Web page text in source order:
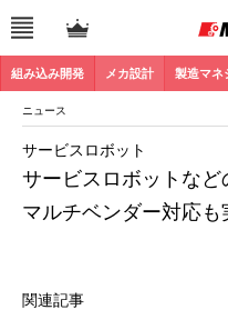
組み込み開発 メカ設計 製造マネ
ニュース
サービスロボットなど
マルチベンダー対応も
サービスロボット
関連記事